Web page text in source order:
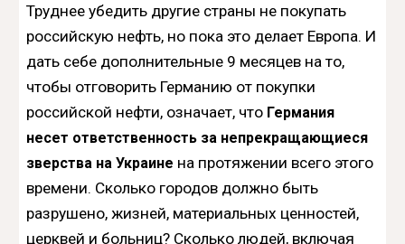
Труднее убедить другие страны не покупать
российскую нефть, но пока это делает Европа. И
дать себе дополнительные 9 месяцев на то,
чтобы отговорить Германию от покупки
российской нефти, означает, что Германия
несет ответственность за непрекращающиеся
зверства на Украине на протяжении всего этого
времени. Сколько городов должно быть
разрушено, жизней, материальных ценностей,
церквей и больниц? Сколько людей, включая